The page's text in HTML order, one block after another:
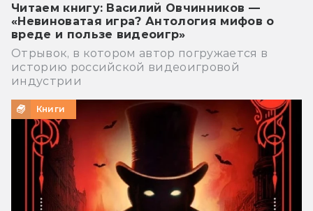
Читаем книгу: Василий Овчинников —
«Невиноватая игра? Антология мифов о
вреде и пользе видеоигр»
Отрывок, в котором автор погружается в
историю российской видеоигровой
индустрии
Книги